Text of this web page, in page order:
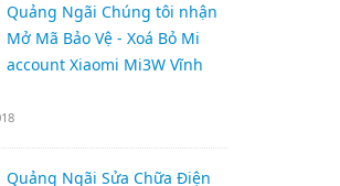
Quảng Ngãi Chúng tôi nhận
Mở Mã Bảo Vệ - Xoá Bỏ Mi
account Xiaomi Mi3W Vĩnh
Quảng Ngãi Sửa Chữa Điện